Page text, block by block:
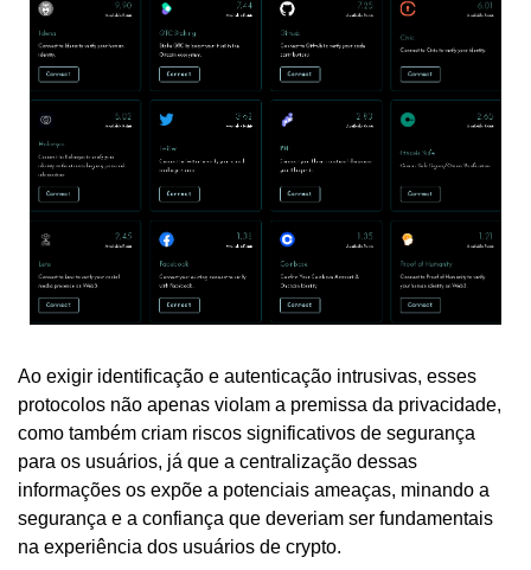
Ao exigir identificação e autenticação intrusivas, esses
protocolos não apenas violam a premissa da privacidade,
como também criam riscos significativos de segurança
para os usuários, já que a centralização dessas
informações os expõe a potenciais ameaças, minando a
segurança e a confiança que deveriam ser fundamentais
na experiência dos usuários de crypto.